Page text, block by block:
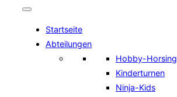
Inhalt
Startseite
Abteilungen
Hobby-Horsing
Kinderturnen
Ninja-Kids